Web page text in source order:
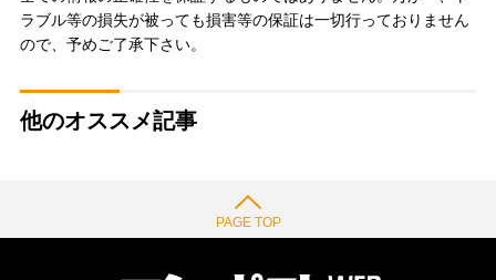
ラブル等の損失が被っても損害等の保証は一切行っておりません
ので、予めご了承下さい。
他のオススメ記事
PAGE TOP